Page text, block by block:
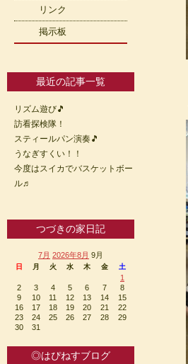
リンク
掲示板
最近の記事一覧
リズム遊び🎵
訪看探検隊！
スティールパン演奏🎵
うなぎすくい！！
今度はスイカでバスケットボー
ル♬
つづきの家日記
7月 2026年8月 9月
日 月 火 水 木 金 土
1
2
3 4 5 6 7
8
9
10 11 12 13 14
15
16
17 18 19 20 21
22
23
24 25 26 27 28
29
30
31
◎はぴねすブログ